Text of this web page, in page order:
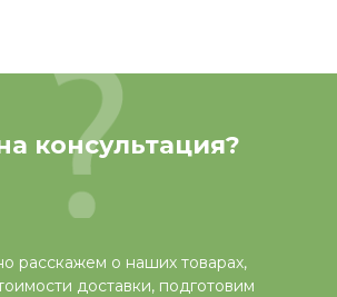
консультация?
расскажем о наших товарах,
доставки, подготовим